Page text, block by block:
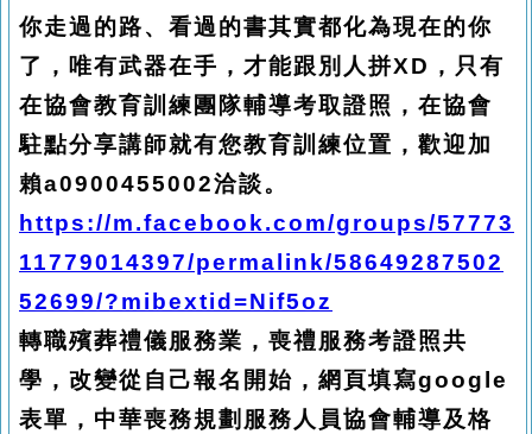
你走過的路、看過的書其實都化為現在的你
了，唯有武器在手，才能跟別人拼XD，只有
在協會教育訓練團隊輔導考取證照，在協會
駐點分享講師就有您教育訓練位置，歡迎加
賴a0900455002洽談。
https://m.facebook.com/groups/57773
11779014397/permalink/58649287502
52699/?mibextid=Nif5oz
轉職殯葬禮儀服務業，喪禮服務考證照共
學，改變從自己報名開始，網頁填寫google
表單，中華喪務規劃服務人員協會輔導及格